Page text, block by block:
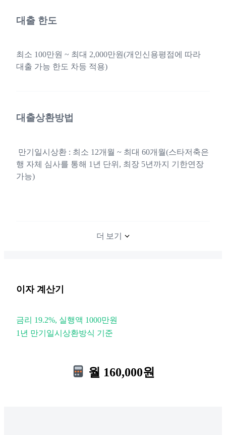
대출 한도
최소 100만원 ~ 최대 2,000만원(개인신용평점에 따라
대출 가능 한도 차등 적용)
대출상환방법
만기일시상환 : 최소 12개월 ~ 최대 60개월(스타저축은
행 자체 심사를 통해 1년 단위, 최장 5년까지 기한연장
가능)
더 보기
이자 계산기
금리 19.2%, 실행액 1000만원
1년 만기일시상환방식 기준
월 160,000원